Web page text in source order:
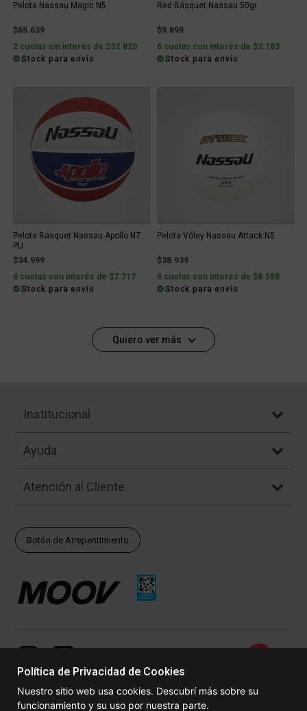
Pelota Nassau Magic N5
$65.639
2 cuotas sin interés de $32.820
Stock para envío
Red Básquet Nassau 50gr
$9.899
6 cuotas con interés de $2.183
Stock para envío
Pelota Básquet Nassau Apollo N7
PU
$34.999
6 cuotas con interés de $7.717
Stock para envío
Pelota Vóley Nassau Attack N5
$38.939
6 cuotas con interés de $8.585
Stock para envío
Quiero ver más
Institucional
Ayuda
Atención al Cliente
Botón de Arrepentimiento
Política de Privacidad de Cookies
Nuestro sitio web usa cookies. Descubrí más sobre su
funcionamiento y su uso por nuestra parte.